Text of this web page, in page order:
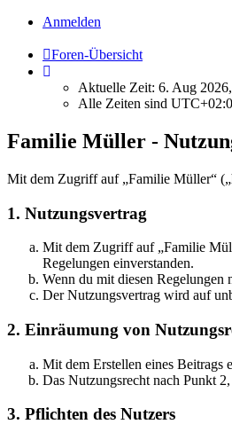
Anmelden
Foren-Übersicht
Aktuelle Zeit: 6. Aug
Alle Zeiten sind
Familie Müller -
Mit dem Zugriff auf „Familie Müller“
1. Nutzungsvertrag
Mit dem Zugriff auf „Familie
Regelungen einverstanden.
Wenn du mit diesen Regelungen
Der Nutzungsvertrag wird auf
2. Einräumung von
Mit dem Erstellen eines Beitrags
Das Nutzungsrecht nach Punkt
3. Pflichten des Nutzers